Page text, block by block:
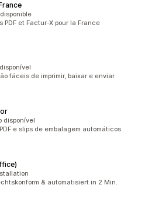
et Factur-X pour la France
fáceis de imprimir, baixar e enviar.
disponível
e slips de embalagem automáticos
& automatisiert in 2 Min.